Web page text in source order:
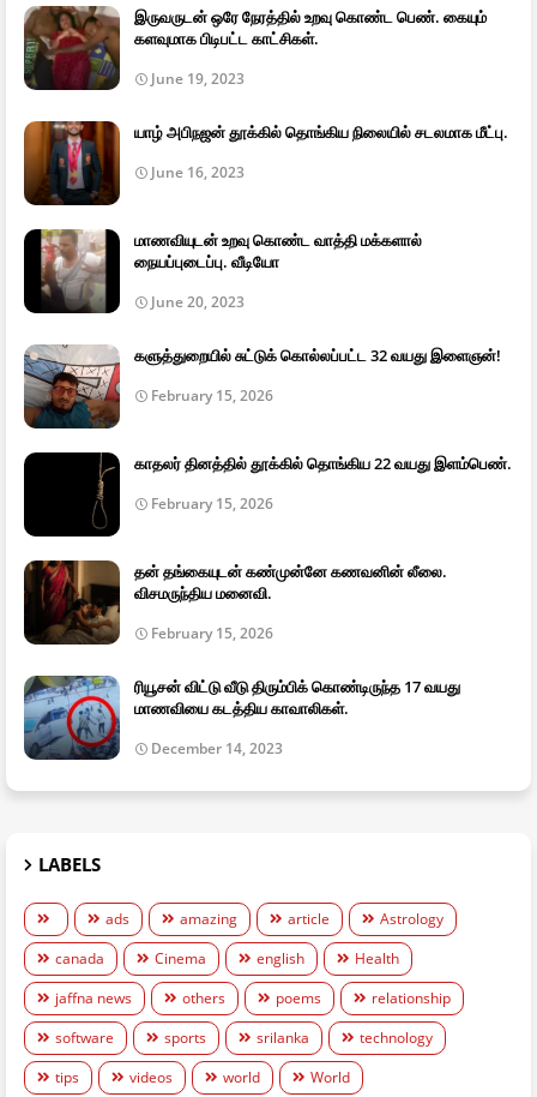
இருவருடன் ஒரே நேரத்தில் உறவு கொண்ட பெண். கையும்
களவுமாக பிடிபட்ட காட்சிகள்.
June 19, 2023
யாழ் அபிநஜன் தூக்கில் தொங்கிய நிலையில் சடலமாக மீட்பு.
June 16, 2023
மாணவியுடன் உறவு கொண்ட வாத்தி மக்களால்
நையப்புடைப்பு. வீடியோ
June 20, 2023
களுத்துறையில் சுட்டுக் கொல்லப்பட்ட 32 வயது இளைஞன்!
February 15, 2026
காதலர் தினத்தில் தூக்கில் தொங்கிய 22 வயது இளம்பெண்.
February 15, 2026
தன் தங்கையுடன் கண்முன்னே கணவனின் லீலை.
விசமருந்திய மனைவி.
February 15, 2026
ரியூசன் விட்டு வீடு திரும்பிக் கொண்டிருந்த 17 வயது
மாணவியை கடத்திய காவாலிகள்.
December 14, 2023
LABELS
ads amazing article
Astrology
canada
Cinema english
Health
jaffna news
others poems
relationship
software
sports srilanka
technology
tips
videos world World